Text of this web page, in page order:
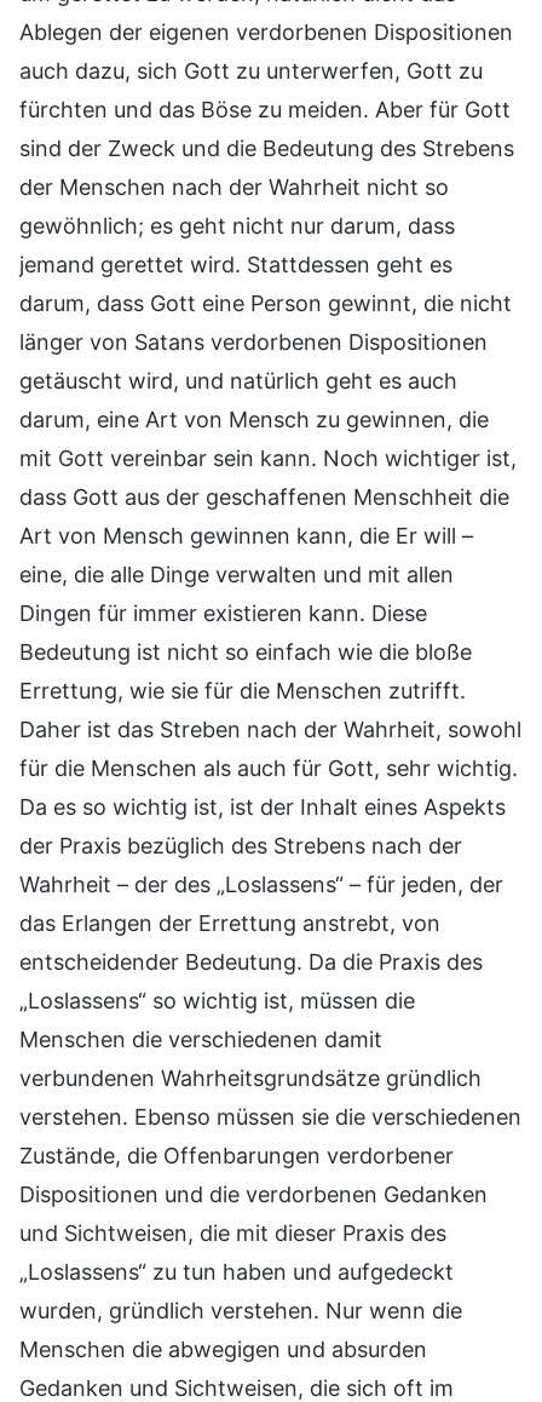
Ablegen der eigenen verdorbenen Dispositionen
auch dazu, sich Gott zu unterwerfen, Gott zu
fürchten und das Böse zu meiden. Aber für Gott
sind der Zweck und die Bedeutung des Strebens
der Menschen nach der Wahrheit nicht so
gewöhnlich; es geht nicht nur darum, dass
jemand gerettet wird. Stattdessen geht es
darum, dass Gott eine Person gewinnt, die nicht
länger von Satans verdorbenen Dispositionen
getäuscht wird, und natürlich geht es auch
darum, eine Art von Mensch zu gewinnen, die
mit Gott vereinbar sein kann. Noch wichtiger ist,
dass Gott aus der geschaffenen Menschheit die
Art von Mensch gewinnen kann, die Er will –
eine, die alle Dinge verwalten und mit allen
Dingen für immer existieren kann. Diese
Bedeutung ist nicht so einfach wie die bloße
Errettung, wie sie für die Menschen zutrifft.
Daher ist das Streben nach der Wahrheit, sowohl
für die Menschen als auch für Gott, sehr wichtig.
Da es so wichtig ist, ist der Inhalt eines Aspekts
der Praxis bezüglich des Strebens nach der
Wahrheit – der des „Loslassens“ – für jeden, der
das Erlangen der Errettung anstrebt, von
entscheidender Bedeutung. Da die Praxis des
„Loslassens“ so wichtig ist, müssen die
Menschen die verschiedenen damit
verbundenen Wahrheitsgrundsätze gründlich
verstehen. Ebenso müssen sie die verschiedenen
Zustände, die Offenbarungen verdorbener
Dispositionen und die verdorbenen Gedanken
und Sichtweisen, die mit dieser Praxis des
„Loslassens“ zu tun haben und aufgedeckt
wurden, gründlich verstehen. Nur wenn die
Menschen die abwegigen und absurden
Gedanken und Sichtweisen, die sich oft im